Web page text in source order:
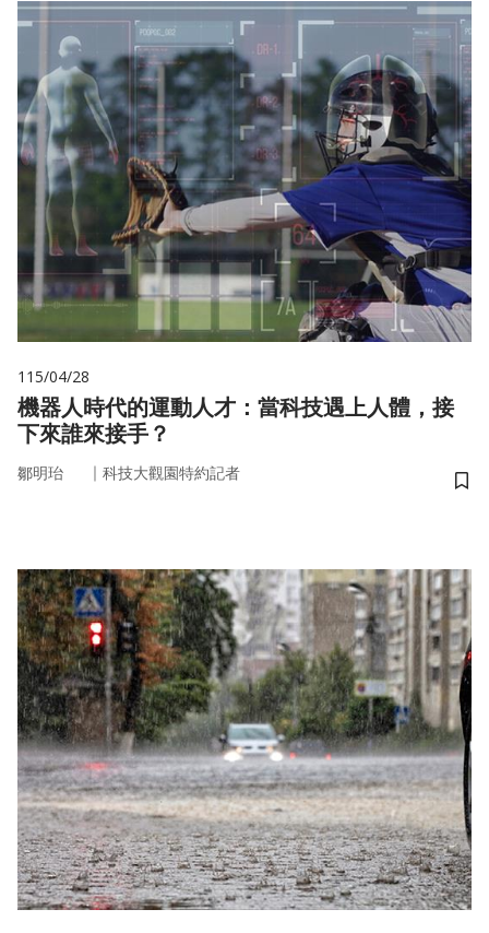
115/04/28
機器人時代的運動人才：當科技遇上人體，接
下來誰來接手？
鄒明珆 ｜ 科技大觀園特約記者
儲